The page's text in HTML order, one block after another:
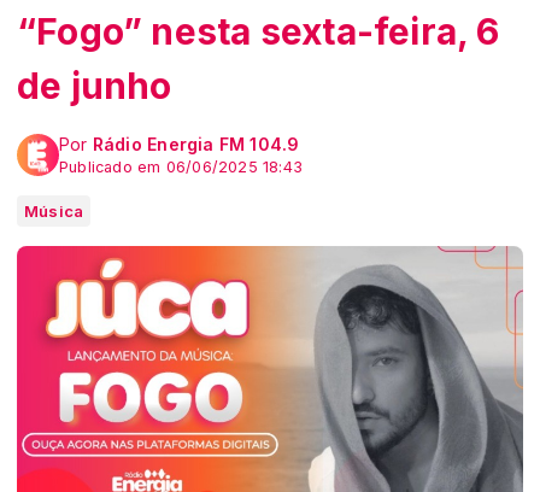
“Fogo” nesta sexta-feira, 6
de junho
Por Rádio Energia FM 104.9
Publicado em 06/06/2025 18:43
Música